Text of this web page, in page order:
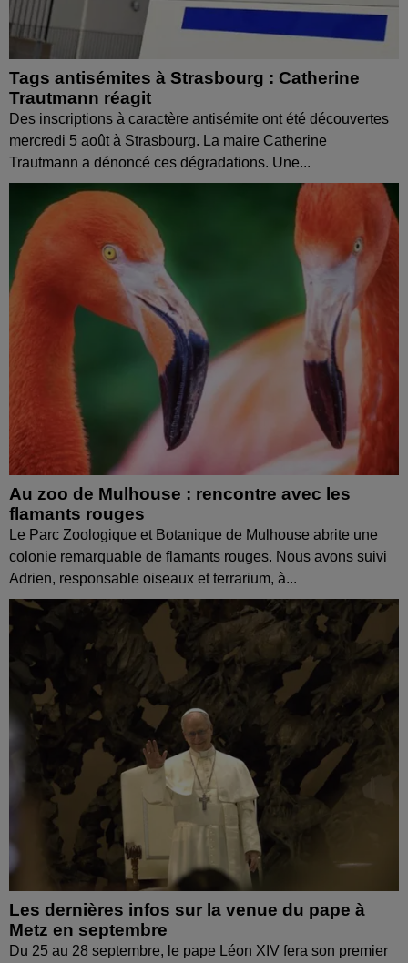
Tags antisémites à Strasbourg : Catherine
Trautmann réagit
Des inscriptions à caractère antisémite ont été découvertes
mercredi 5 août à Strasbourg. La maire Catherine
Trautmann a dénoncé ces dégradations. Une...
Au zoo de Mulhouse : rencontre avec les
flamants rouges
Le Parc Zoologique et Botanique de Mulhouse abrite une
colonie remarquable de flamants rouges. Nous avons suivi
Adrien, responsable oiseaux et terrarium, à...
Les dernières infos sur la venue du pape à
Metz en septembre
Du 25 au 28 septembre, le pape Léon XIV fera son premier